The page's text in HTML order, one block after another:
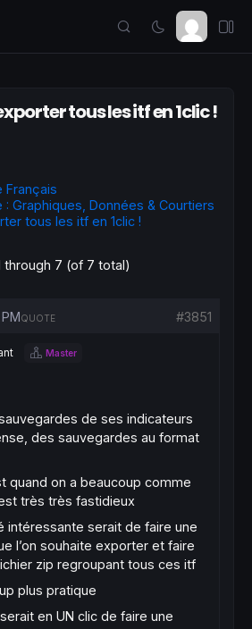
tous les itf en 1clic !
Français
Graphiques, Données & Courtiers
tous les itf en 1clic !
7 (of 7 total)
#3851
QUOTE
Master
de ses indicateurs
des sauvegardes au format
quand on a beaucoup comme
très très fastidieux
intéressante serait de faire une
l’on souhaite exporter et faire
zip regroupant tous ces itf
plus pratique
en UN clic de faire une